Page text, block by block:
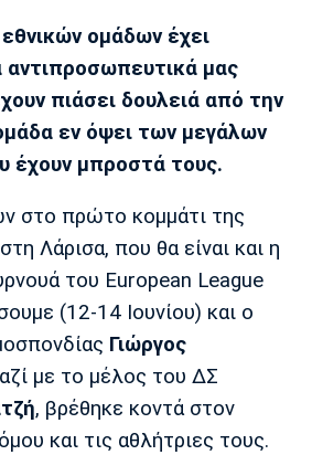
Κηφισιά Πανσερραϊκός
Ρεάλ
Μαδρίτης
Ατλέτικο
Τσέλσι Άρσεναλ
ομάδων έχει
αντιπροσωπευτικά μας
πιάσει δουλειά από την
εν όψει των μεγάλων
έχουν μπροστά τους.
στο πρώτο κομμάτι της
Λάρισα, που θα είναι και η
του European League
(12-14 Ιουνίου) και ο
Γιώργος
με το μέλος του ΔΣ
, βρέθηκε κοντά στον
και τις αθλήτριες τους.